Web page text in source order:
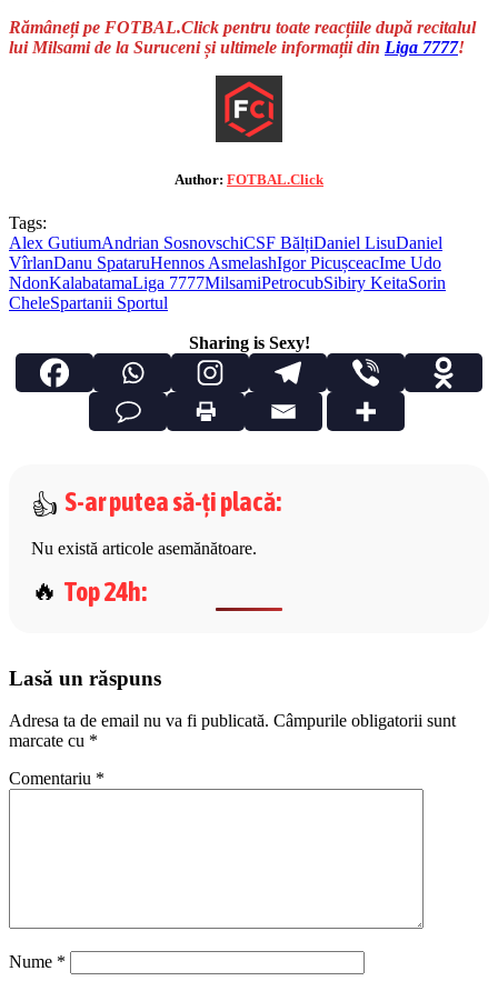
Rămâneți pe FOTBAL.Click pentru toate reacțiile după recitalul
lui Milsami de la Suruceni și ultimele informații din Liga 7777!
Author: FOTBAL.Click
Tags:
Alex GutiumAndrian SosnovschiCSF BălțiDaniel LisuDaniel
VîrlanDanu SpataruHennos AsmelashIgor PicușceacIme Udo
NdonKalabatamaLiga 7777MilsamiPetrocubSibiry KeitaSorin
CheleSpartanii Sportul
Sharing is Sexy!
S-ar putea să-ți placă:
Nu există articole asemănătoare.
Top 24h:
Lasă un răspuns
Adresa ta de email nu va fi publicată. Câmpurile obligatorii sunt
marcate cu *
Comentariu *
Nume *